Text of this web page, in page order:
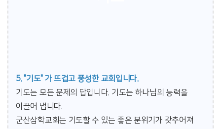
5. "기도" 가 뜨겁고 풍성한 교회입니다.
기도는 모든 문제의 답입니다. 기도는 하나님의 능력을
이끌어 냅니다.
군산삼학교회는 기도할 수 있는 좋은 분위기가 갖추어져